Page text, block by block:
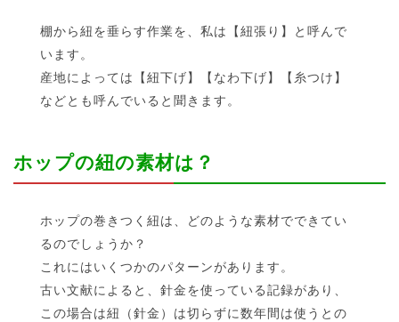
棚から紐を垂らす作業を、私は【紐張り】と呼んで
います。
産地によっては【紐下げ】【なわ下げ】【糸つけ】
などとも呼んでいると聞きます。
ホップの紐の素材は？
ホップの巻きつく紐は、どのような素材でできてい
るのでしょうか？
これにはいくつかのパターンがあります。
古い文献によると、針金を使っている記録があり、
この場合は紐（針金）は切らずに数年間は使うとの